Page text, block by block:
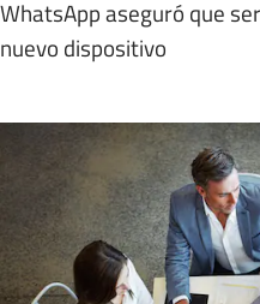
WhatsApp aseguró que
nuevo dispositivo